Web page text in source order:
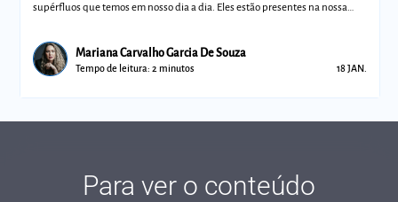
supérfluos que temos em nosso dia a dia. Eles estão presentes na nossa
Mariana Carvalho Garcia De Souza
Tempo de leitura: 2 minutos 18 JAN.
Para ver o conteúdo